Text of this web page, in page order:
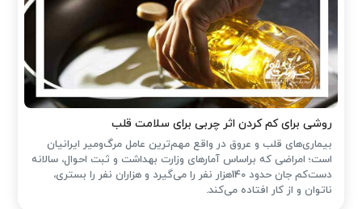
روشی برای کم کردن اثر چربی برای سلامت قلب
بیماری‌های قلب و عروق در واقع مهم‌ترین عامل مرگ‌ومیر ایرانیان
است؛ امراضی که براساس آمارهای وزارت بهداشت و ثبت احوال، سالانه
دست‌کم جان حدود 140هزار نفر را می‌گیرد و هزاران نفر را بستری،
ناتوان و از کار افتاده می‌کند.